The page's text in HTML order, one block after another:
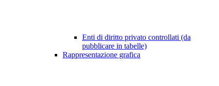
Enti di diritto privato controllati (da
pubblicare in tabelle)
Rappresentazione grafica